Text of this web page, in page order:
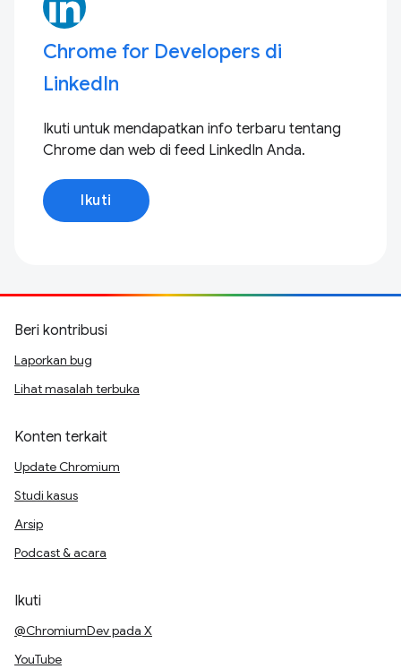
Chrome for Developers di
LinkedIn
Ikuti untuk mendapatkan info terbaru tentang
Chrome dan web di feed LinkedIn Anda.
Ikuti
Beri kontribusi
Laporkan bug
Lihat masalah terbuka
Konten terkait
Update Chromium
Studi kasus
Arsip
Podcast & acara
Ikuti
@ChromiumDev pada X
YouTube